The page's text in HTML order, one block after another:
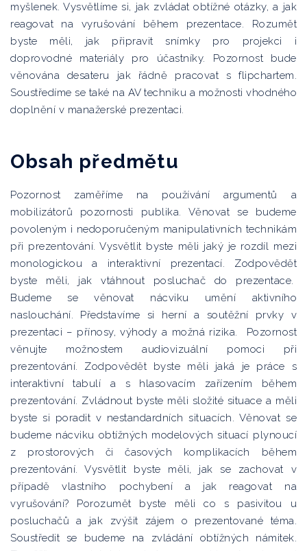
myšlenek. Vysvětlíme si, jak zvládat obtížné otázky, a jak
reagovat na vyrušování během prezentace. Rozumět
byste měli, jak připravit snímky pro projekci i
doprovodné materiály pro účastníky. Pozornost bude
věnována desateru jak řádně pracovat s flipchartem.
Soustředíme se také na AV techniku a možnosti vhodného
doplnění v manažerské prezentaci.
Obsah předmětu
Pozornost zaměříme na používání argumentů a
mobilizátorů pozornosti publika. Věnovat se budeme
povoleným i nedoporučeným manipulativních technikám
při prezentování. Vysvětlit byste měli jaký je rozdíl mezi
monologickou a interaktivní prezentací. Zodpovědět
byste měli, jak vtáhnout posluchač do prezentace.
Budeme se věnovat nácviku umění aktivního
naslouchání. Představíme si herní a soutěžní prvky v
prezentaci – přínosy, výhody a možná rizika. Pozornost
věnujte možnostem audiovizuální pomoci při
prezentování. Zodpovědět byste měli jaká je práce s
interaktivní tabulí a s hlasovacím zařízením během
prezentování. Zvládnout byste měli složité situace a měli
byste si poradit v nestandardních situacích. Věnovat se
budeme nácviku obtížných modelových situací plynoucí
z prostorových či časových komplikacích během
prezentování. Vysvětlit byste měli, jak se zachovat v
případě vlastního pochybení a jak reagovat na
vyrušování? Porozumět byste měli co s pasivitou u
posluchačů a jak zvýšit zájem o prezentované téma.
Soustředit se budeme na zvládání obtížných námitek.